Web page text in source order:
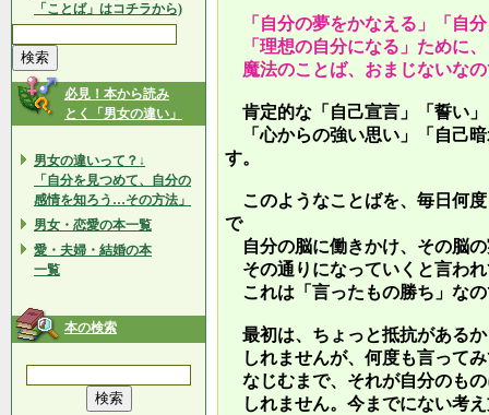
「ことば」はコチラから)
必見！本から読み
とく「男女の違い」
男女の違いって？↓
「自分を見つめて、自分の
感情を知ろう…その方法」
男女・恋愛の本一覧
愛・夫婦・結婚の本
一覧
本の検索
「自分の夢をかなえる」「自
「理想の自分になる」ために
魔法のことば、おまじないな
肯定的な「自己宣言」「誓い
「心からの強い思い」「自己
す。
このようなことばを、毎日何
で
自分の脳に働きかけ、その脳
その通りになっていくと言わ
これは「言ったもの勝ち」な
最初は、ちょっと抵抗がある
しれませんが、何度も言って
なじむまで、それが自分のも
しれません。今までにない考